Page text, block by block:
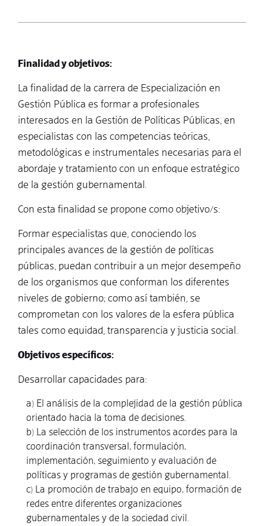
Finalidad y objetivos:
La finalidad de la carrera de Especialización en
Gestión Pública es formar a profesionales
interesados en la Gestión de Políticas Públicas, en
especialistas con las competencias teóricas,
metodológicas e instrumentales necesarias para el
abordaje y tratamiento con un enfoque estratégico
de la gestión gubernamental.
Con esta finalidad se propone como objetivo/s:
Formar especialistas que, conociendo los
principales avances de la gestión de políticas
públicas, puedan contribuir a un mejor desempeño
de los organismos que conforman los diferentes
niveles de gobierno; como así también, se
comprometan con los valores de la esfera pública
tales como equidad, transparencia y justicia social.
Objetivos específicos:
Desarrollar capacidades para:
a) El análisis de la complejidad de la gestión pública
orientado hacia la toma de decisiones.
b) La selección de los instrumentos acordes para la
coordinación transversal, formulación,
implementación, seguimiento y evaluación de
políticas y programas de gestión gubernamental.
c) La promoción de trabajo en equipo, formación de
redes entre diferentes organizaciones
gubernamentales y de la sociedad civil.